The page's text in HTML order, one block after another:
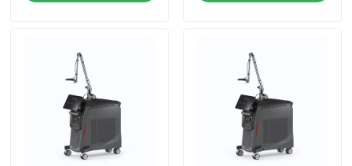
VR Show
Au sujet de nous